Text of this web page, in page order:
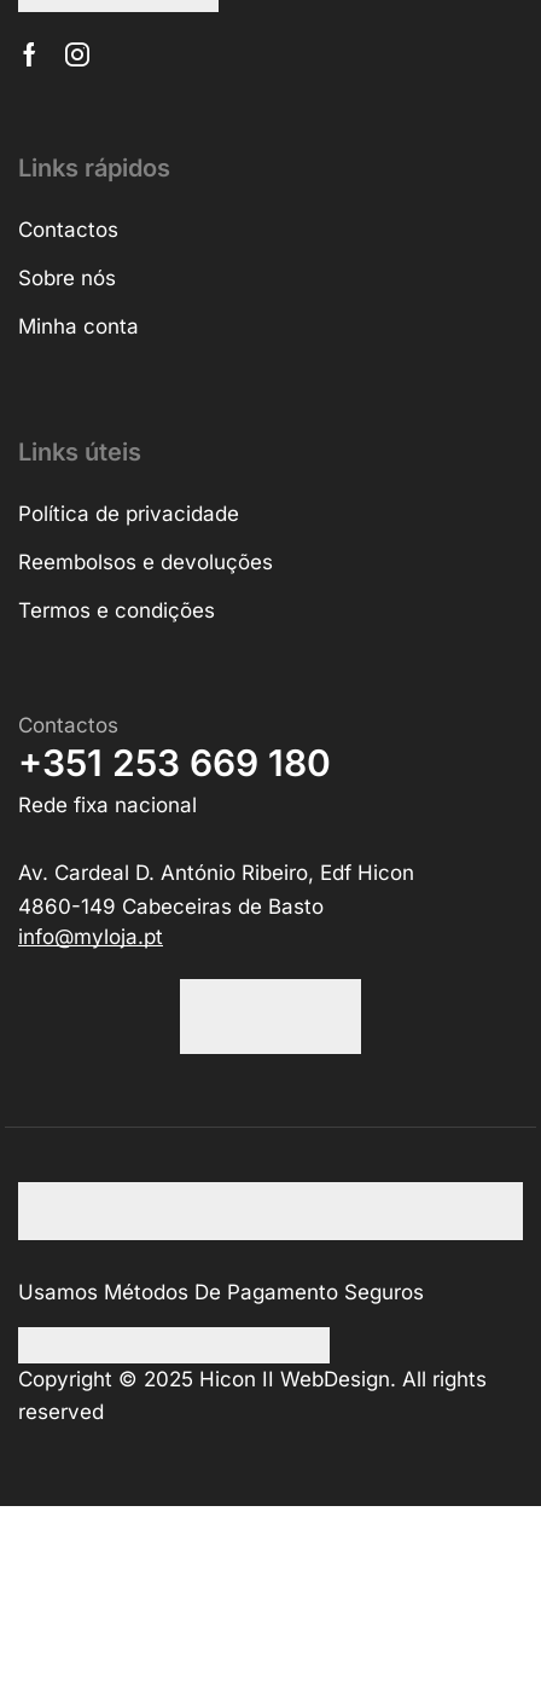
Links rápidos
Contactos
Sobre nós
Minha conta
Links úteis
Política de privacidade
Reembolsos e devoluções
Termos e condições
Contactos
+351 253 669 180
Rede fixa nacional
Av. Cardeal D. António Ribeiro, Edf Hicon
4860-149 Cabeceiras de Basto
info@myloja.pt
Usamos Métodos De Pagamento Seguros
Copyright © 2025 Hicon II WebDesign. All rights
reserved